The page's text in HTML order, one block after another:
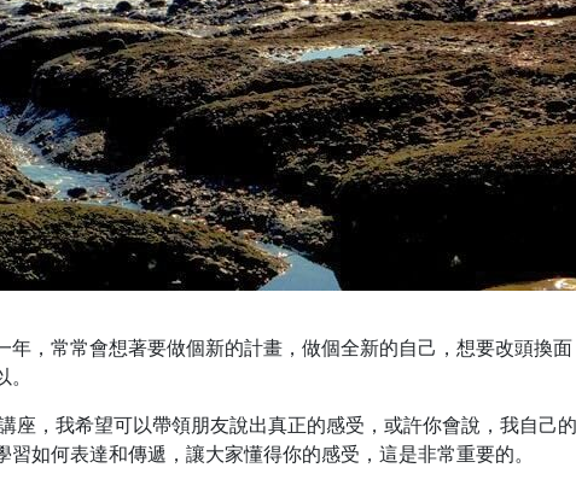
年，常常會想著要做個新的計畫，做個全新的自己，想要改頭換
座，我希望可以帶領朋友說出真正的感受，或許你會說，我自己
如何表達和傳遞，讓大家懂得你的感受，這是非常重要的。